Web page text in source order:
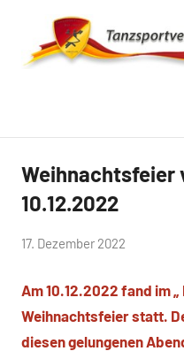
springen
Rot
Gold
Torgelow
Uncategorized
Weihnachtsfeier
10.12.2022
von
Schwarz-
Stollhoff
17. Dezember 2022
Am 10.12.2022 fand im
Weihnachtsfeier statt.
diesen gelungenen